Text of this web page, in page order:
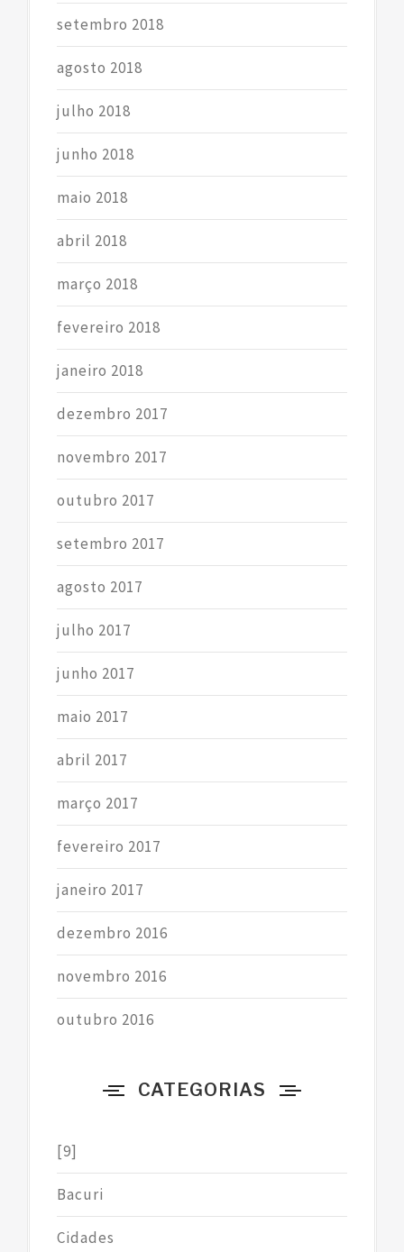
setembro 2018
agosto 2018
julho 2018
junho 2018
maio 2018
abril 2018
março 2018
fevereiro 2018
janeiro 2018
dezembro 2017
novembro 2017
outubro 2017
setembro 2017
agosto 2017
julho 2017
junho 2017
maio 2017
abril 2017
março 2017
fevereiro 2017
janeiro 2017
dezembro 2016
novembro 2016
outubro 2016
CATEGORIAS
[9]
Bacuri
Cidades